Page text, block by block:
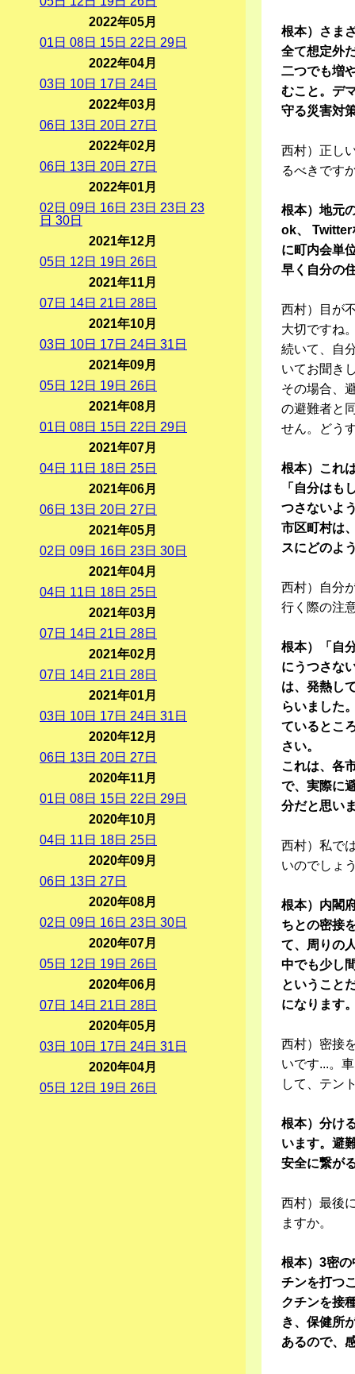
根本）さま
全て想定外
二つでも増
むこと。デ
守る災害対
西村）正し
るべきです
根本）地元
ok、 Twitter
に町内会単
早く自分の
西村）目が
大切ですね
続いて、自
いてお聞き
その場合、
の避難者と
せん。どう
根本）これ
「自分はも
つさないよ
市区町村は
スにどのよ
西村）自分
行く際の注
根本）「自
にうつさな
は、発熱し
らいました
ているとこ
さい。
これは、各
で、実際に
分だと思い
西村）私で
いのでしょ
根本）内閣
ちとの密接
て、周りの
中でも少し
ということ
になります
西村）密接
いです...。
して、テン
根本）分け
います。避
安全に繋が
西村）最後
ますか。
根本）3密
チンを打つ
クチンを接
き、保健所
あるので、
2022年05月
01 日 08日 15日 22 日 29日
2022年04月
03日 10日 17日 24日
2022年03月
06日 13日 20日 27日
2022年02月
06日 13日 20日 27日
2022年01月
02 日 09日 16日 23日 23日 23
日 30日
2021年12月
05日 12 日 19日 26日
2021年11月
07日 14日 21 日 28日
2021年10月
03日 10日 17日 24日 31 日
2021年09月
05日 12 日 19日 26日
2021年08月
01 日 08日 15日 22 日 29日
2021年07月
04日 11 日 18日 25日
2021年06月
06日 13日 20日 27日
2021年05月
02 日 09日 16日 23日 30日
2021年04月
04日 11 日 18日 25日
2021年03月
07日 14日 21 日 28日
2021年02月
07日 14日 21 日 28日
2021年01月
03日 10日 17日 24日 31 日
2020年12月
06日 13日 20日 27日
2020年11月
01 日 08日 15日 22 日 29日
2020年10月
04日 11 日 18日 25日
2020年09月
06日 13日 27日
2020年08月
02 日 09日 16日 23日 30日
2020年07月
05日 12 日 19日 26日
2020年06月
07日 14日 21 日 28日
2020年05月
03日 10日 17日 24日 31 日
2020年04月
05日 12 日 19日 26日